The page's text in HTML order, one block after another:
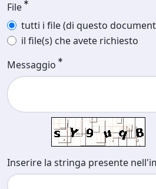
File
tutti i file (di questo
il file(s) che avete richiesto
Messaggio
Inserire la stringa presente